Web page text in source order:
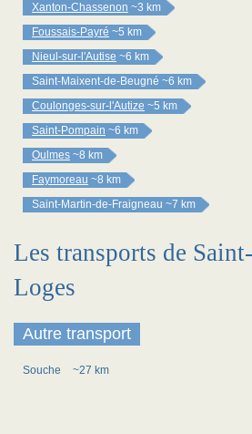
Xanton-Chassenon ~3 km
Foussais-Payré ~5 km
Nieul-sur-l'Autise ~6 km
Saint-Maixent-de-Beugné ~6 km
Coulonges-sur-l'Autize ~5 km
Saint-Pompain ~6 km
Oulmes ~8 km
Faymoreau ~8 km
Saint-Martin-de-Fraigneau ~7 km
Les transports de
Loges
Autre transport
Souche ~27 km